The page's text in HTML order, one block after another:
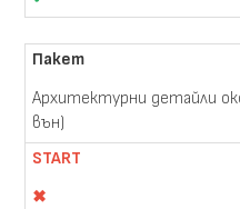
Архитектурни детайли
вън)
✖